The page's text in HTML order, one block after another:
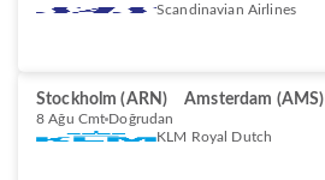
Scandinavian Airlines
Stockholm (ARN) Amsterdam (AMS)
8 Ağu Cmt Doğrudan
KLM Royal Dutch